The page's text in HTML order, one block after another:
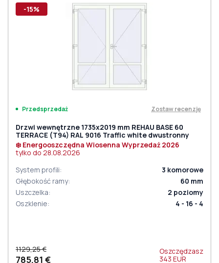
-15%
Przedsprzedaż Zostaw recenzję
Drzwi wewnętrzne 1735x2019 mm REHAU BASE 60
TERRACE (Т94) RAL 9016 Traffic white dwustronny
❄️ Energooszczędna Wiosenna Wyprzedaż 2026
tylko do 28.08.2026
System profili: 3 komorowe
Głębokość ramy: 60 mm
Uszczelka: 2 poziomy
Oszklenie: 4 - 16 - 4
1129,25 €
785,81 €
Oszczędzasz
343 EUR